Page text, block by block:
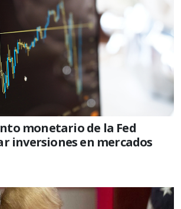
monetario de la Fed
inversiones en mercados